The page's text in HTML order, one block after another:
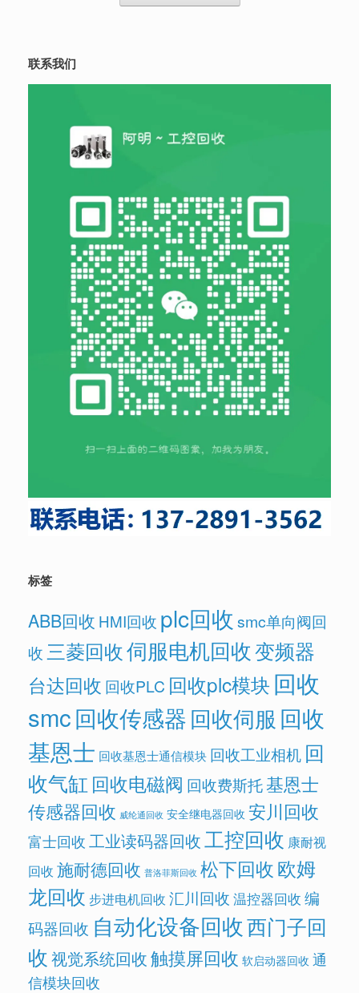
联系我们
标签
ABB回收 HMI回收 plc回收 smc单向阀回
收 三菱回收伺服电机回收变频器
台达回收 回收PLC 回收plc模块 回收
smc回收传感器回收伺服 回收
基恩士 回收基恩士通信模块 回收工业相机 回
收气缸 回收电磁阀 回收费斯托基恩士
传感器回收 威纶通回收 安全继电器回收 安川回收
富士回收工业读码器回收工控回收 康耐视
回收 施耐德回收 普洛菲斯回收 松下回收欧姆
龙回收 步进电机回收 汇川回收 温控器回收 编
码器回收 自动化设备回收西门子回
收视觉系统回收触摸屏回收 软启动器回收 通
信模块回收